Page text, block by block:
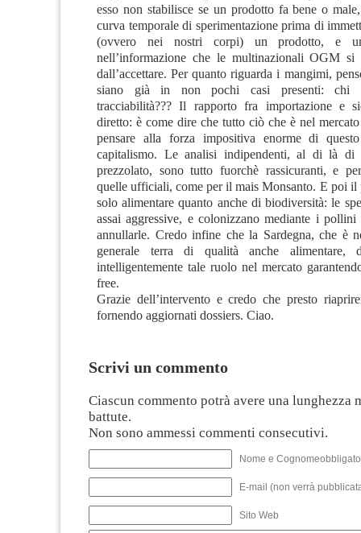
esso non stabilisce se un prodotto fa bene o
curva temporale di sperimentazione prima di
(ovvero nei nostri corpi) un prodotto, e
nell’informazione che le multinazionali OGM si
dall’accettare. Per quanto riguarda i mangimi,
siano già in non pochi casi presenti: chi
tracciabilità??? Il rapporto fra importazione e
diretto: è come dire che tutto ciò che è nel
pensare alla forza impositiva enorme di
capitalismo. Le analisi indipendenti, al di là di
prezzolato, sono tutto fuorchè rassicuranti, e
quelle ufficiali, come per il mais Monsanto. E poi il
solo alimentare quanto anche di biodiversità: le
assai aggressive, e colonizzano mediante i
annullarle. Credo infine che la Sardegna, che è
generale terra di qualità anche alimentare,
intelligentemente tale ruolo nel mercato
free.
Grazie dell’intervento e credo che presto
fornendo aggiornati dossiers. Ciao.
Scrivi un commento
Ciascun commento potrà avere una lunghezza
battute.
Non sono ammessi commenti consecutivi.
Nome e
E-mail (non verrà
Sito Web